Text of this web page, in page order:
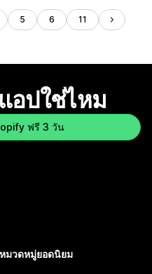
5 6 11
อปใช่ไหม
ฟรี 3 วัน
หมวดหมู่ยอดนิยม